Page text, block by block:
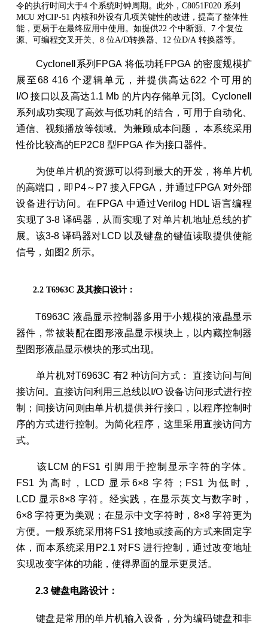
令的执行时间大于4 个系统时钟周期。此外，C8051F020 系列
MCU 对CIP-51 内核和外设有几项关键性的改进，提高了整体性
能，更易于在最终应用中使用。如提供22 个中断源、7 个复位
源、可编程交叉开关、8 位A/D转换器、12 位D/A 转换器等。
CycloneⅡ系列FPGA 将低功耗FPGA 的密度规模扩
展至68 416 个逻辑单元，并提供高达622 个可用的
I/O 接口以及高达1.1 Mb 的片内存储单元[3]。CycloneⅡ
系列成功实现了高效与低功耗的结合，可用于自动化、
通信、视频播放等领域。为兼顾成本问题， 本系统采用
性价比较高的EP2C8 型FPGA 作为接口器件。
为使单片机的资源可以得到最大的开发，将单片机
的高端口，即P4～P7 接入FPGA，并通过FPGA 对外部
设备进行访问。在FPGA 中通过Verilog HDL 语言编程
实现了3-8 译码器，从而实现了对单片机地址总线的扩
展。该3-8 译码器对LCD 以及键盘的键值读取提供使能
信号，如图2 所示。
2.2 T6963C 及其接口设计：
T6963C 液晶显示控制器多用于小规模的液晶显示
器件，常被装配在图形液晶显示模块上，以内藏控制器
型图形液晶显示模块的形式出现。
单片机对T6963C 有2 种访问方式： 直接访问与间
接访问。直接访问利用三总线以I/O 设备访问形式进行控
制；间接访问则由单片机提供并行接口，以程序控制时
序的方式进行控制。为简化程序，这里采用直接访问方
式。
该LCM 的FS1 引脚用于控制显示字符的字体。
FS1 为高时，LCD 显示6×8 字符；FS1 为低时，
LCD 显示8×8 字符。经实践，在显示英文与数字时，
6×8 字符更为美观；在显示中文字符时，8×8 字符更为
方便。一般系统采用将FS1 接地或接高的方式来固定字
体，而本系统采用P2.1 对FS 进行控制，通过改变地址
实现改变字体的功能，使得界面的显示更灵活。
2.3 键盘电路设计：
键盘是常用的单片机输入设备，分为编码键盘和非